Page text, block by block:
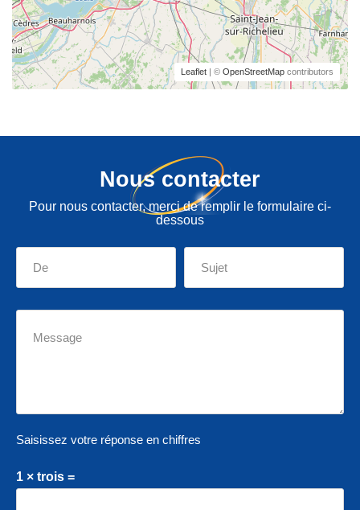
Leaflet | © OpenStreetMap contributors
Nous contacter
Pour nous contacter, merci de remplir le formulaire ci-
dessous
Saisissez votre réponse en chiffres
1 × trois =